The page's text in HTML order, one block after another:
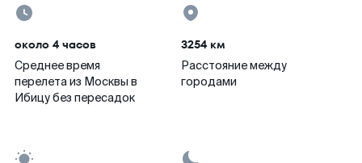
около 4 часов
Среднее время
перелета из Москвы в
Ибицу без пересадок
3254 км
Расстояние между
городами